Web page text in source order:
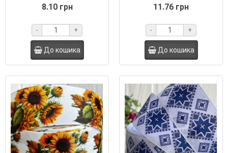
8.10 грн
- +
До кошика
11.76 грн
- +
До кошика